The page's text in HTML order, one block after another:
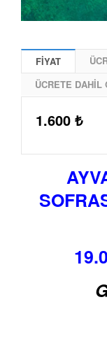
FİYAT
ÜCRETE DAHİL
1.600 ₺